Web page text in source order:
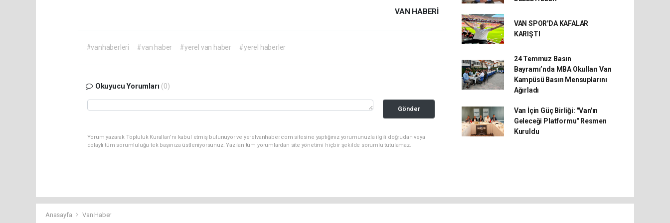
VAN HABERİ
#vanhaberleri #van haber #yerel van haber #yerel haberler
Okuyucu Yorumları (0)
Gönder
Yorum yazarak Topluluk Kuralları’nı kabul etmiş bulunuyor ve yerelvanhaber.com sitesine yaptığınız yorumunuzla ilgili doğrudan veya
dolaylı tüm sorumluluğu tek başınıza üstleniyorsunuz. Yazılan tüm yorumlardan site yönetimi hiçbir şekilde sorumlu tutulamaz.
VAN SPOR'DA KAFALAR
KARIŞTI
24 Temmuz Basın
Bayramı’nda MBA Okulları Van
Kampüsü Basın Mensuplarını
Ağırladı
Van İçin Güç Birliği: "Van'ın
Geleceği Platformu" Resmen
Kuruldu
Anasayfa Van Haber